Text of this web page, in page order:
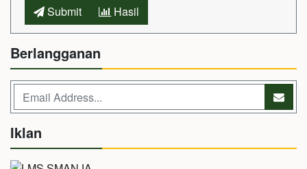
Submit Hasil
Berlangganan
Iklan